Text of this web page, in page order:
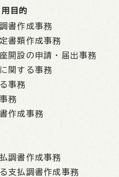
目的
書作成事務
書類作成事務
開設の申請・届出事務
関する事務
事務
務
作成事務
調書作成事務
支払調書作成事務